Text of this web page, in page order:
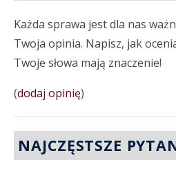
Każda sprawa jest dla nas
Twoja opinia. Napisz, jak
Twoje słowa mają znaczenie!
(dodaj opinię)
NAJCZĘSTSZE